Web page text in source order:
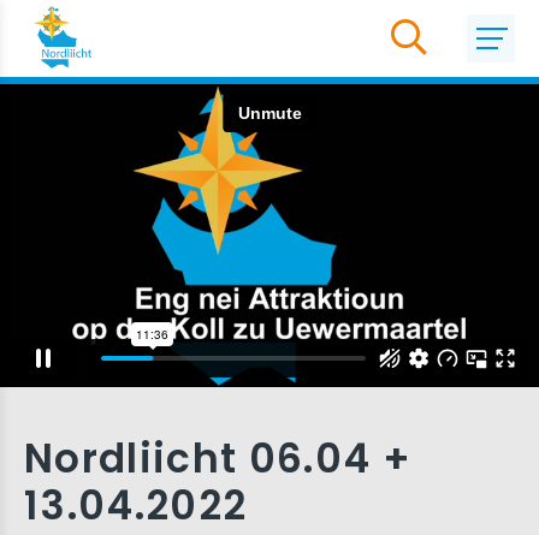
Nordliicht 06.04 +
13.04.2022